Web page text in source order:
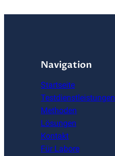
Navigation
Startseite
Testdienstleistungen
Methoden
Lösungen
Kontakt
Für Labore